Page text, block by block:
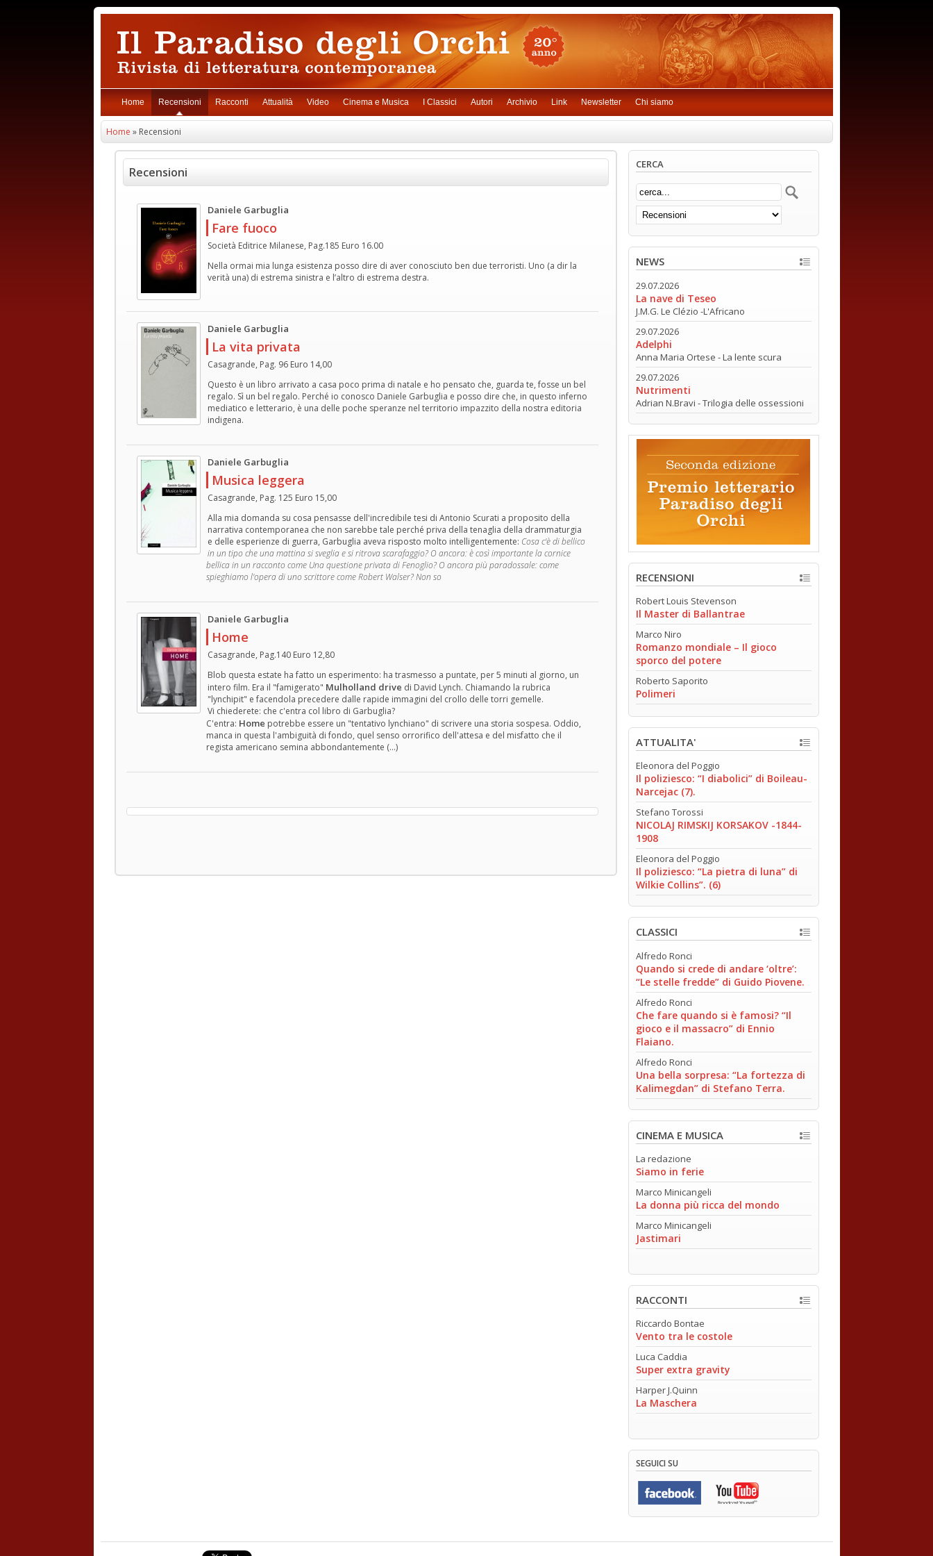
Home Recensioni Racconti Attualità Video Cinema e Musica I Classici Autori Archivio Link Newsletter Chi siamo
Home » Recensioni
Recensioni
Daniele Garbuglia
Fare fuoco
Società Editrice Milanese, Pag.185 Euro 16.00
Nella ormai mia lunga esistenza posso dire di aver conosciuto ben due terroristi. Uno (a dir la
verità una) di estrema sinistra e l’altro di estrema destra.
Daniele Garbuglia
La vita privata
Casagrande, Pag. 96 Euro 14,00
Questo è un libro arrivato a casa poco prima di natale e ho pensato che, guarda te, fosse un bel
regalo. Sì un bel regalo. Perché io conosco Daniele Garbuglia e posso dire che, in questo inferno
mediatico e letterario, è una delle poche speranze nel territorio impazzito della nostra editoria
indigena.
Daniele Garbuglia
Musica leggera
Casagrande, Pag. 125 Euro 15,00
Alla mia domanda su cosa pensasse dell'incredibile tesi di Antonio Scurati a proposito della
narrativa contemporanea che non sarebbe tale perché priva della tenaglia della drammaturgia
e delle esperienze di guerra, Garbuglia aveva risposto molto intelligentemente: Cosa c'è di bellico
in un tipo che una mattina si sveglia e si ritrova scarafaggio? O ancora: è così importante la cornice
bellica in un racconto come Una questione privata di Fenoglio? O ancora più paradossale: come
spieghiamo l'opera di uno scrittore come Robert Walser? Non so
Daniele Garbuglia
Home
Casagrande, Pag.140 Euro 12,80
Blob questa estate ha fatto un esperimento: ha trasmesso a puntate, per 5 minuti al giorno, un
intero film. Era il "famigerato" Mulholland drive di David Lynch. Chiamando la rubrica
"lynchipit" e facendola precedere dalle rapide immagini del crollo delle torri gemelle.
Vi chiederete: che c'entra col libro di Garbuglia?
C'entra: Home potrebbe essere un "tentativo lynchiano" di scrivere una storia sospesa. Oddio,
manca in questa l'ambiguità di fondo, quel senso orrorifico dell'attesa e del misfatto che il
regista americano semina abbondantemente (...)
CERCA
NEWS
29.07.2026
La nave di Teseo
J.M.G. Le Clézio -L'Africano
29.07.2026
Adelphi
Anna Maria Ortese - La lente scura
29.07.2026
Nutrimenti
Adrian N.Bravi - Trilogia delle ossessioni
RECENSIONI
Robert Louis Stevenson
Il Master di Ballantrae
Marco Niro
Romanzo mondiale – Il gioco
sporco del potere
Roberto Saporito
Polimeri
ATTUALITA'
Eleonora del Poggio
Il poliziesco: “I diabolici” di Boileau-
Narcejac (7).
Stefano Torossi
NICOLAJ RIMSKIJ KORSAKOV -1844-
1908
Eleonora del Poggio
Il poliziesco: “La pietra di luna” di
Wilkie Collins”. (6)
CLASSICI
Alfredo Ronci
Quando si crede di andare ‘oltre’:
“Le stelle fredde” di Guido Piovene.
Alfredo Ronci
Che fare quando si è famosi? “Il
gioco e il massacro” di Ennio
Flaiano.
Alfredo Ronci
Una bella sorpresa: “La fortezza di
Kalimegdan” di Stefano Terra.
CINEMA E MUSICA
La redazione
Siamo in ferie
Marco Minicangeli
La donna più ricca del mondo
Marco Minicangeli
Jastimari
RACCONTI
Riccardo Bontae
Vento tra le costole
Luca Caddia
Super extra gravity
Harper J.Quinn
La Maschera
SEGUICI SU